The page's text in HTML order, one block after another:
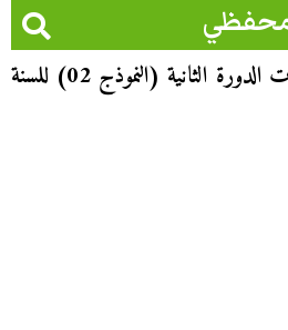
الفرض الثالث في الرياضيات الدورة الثانية (النموذج 02) للسنة